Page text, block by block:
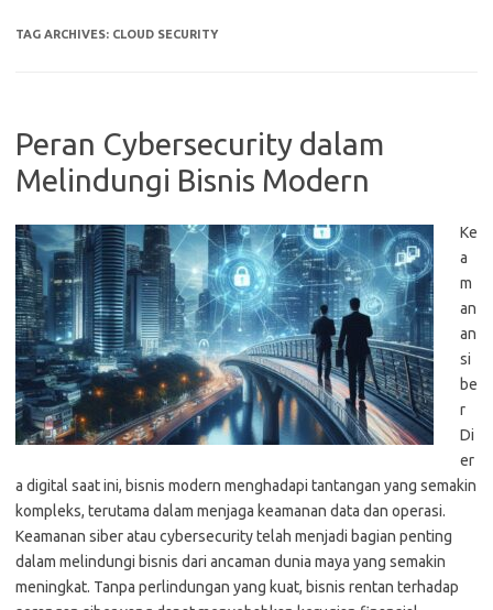
TAG ARCHIVES: CLOUD SECURITY
Peran Cybersecurity dalam
Melindungi Bisnis Modern
Ke
a
m
an
an
si
be
r
Di
er
a digital saat ini, bisnis modern menghadapi tantangan yang semakin
kompleks, terutama dalam menjaga keamanan data dan operasi.
Keamanan siber atau cybersecurity telah menjadi bagian penting
dalam melindungi bisnis dari ancaman dunia maya yang semakin
meningkat. Tanpa perlindungan yang kuat, bisnis rentan terhadap